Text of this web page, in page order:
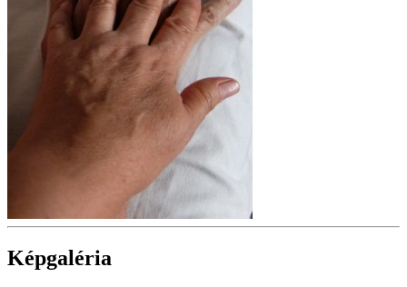
Képgaléria